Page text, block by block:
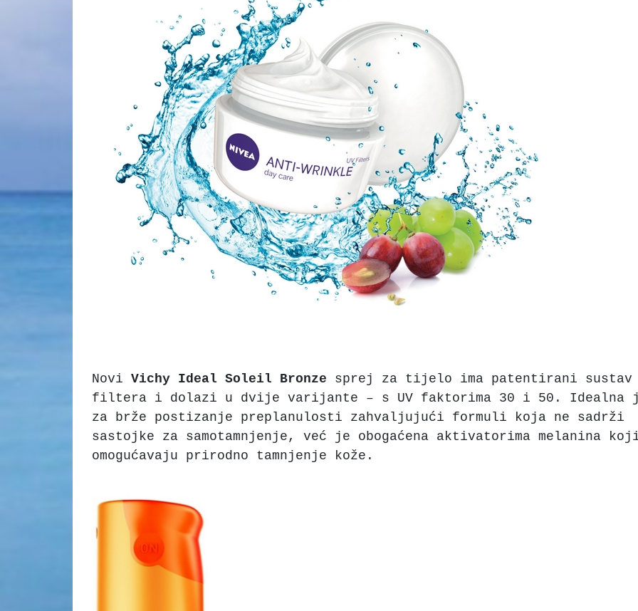
Novi Vichy Ideal Soleil Bronze sprej za tijelo ima patentirani sustav
filtera i dolazi u dvije varijante – s UV faktorima 30 i 50. Idealna
za brže postizanje preplanulosti zahvaljujući formuli koja ne sadrži
sastojke za samotamnjenje, već je obogaćena aktivatorima melanina
omogućavaju prirodno tamnjenje kože.